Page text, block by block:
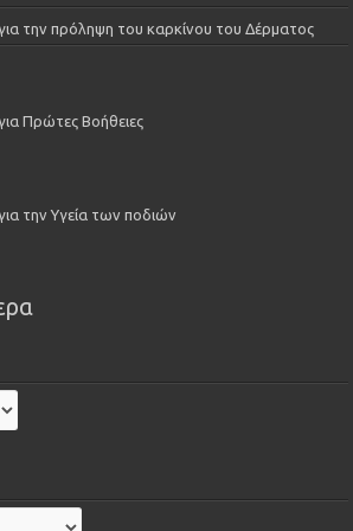
την πρόληψη του καρκίνου του Δέρματος
Πρώτες Βοήθειες
την Υγεία των ποδιών